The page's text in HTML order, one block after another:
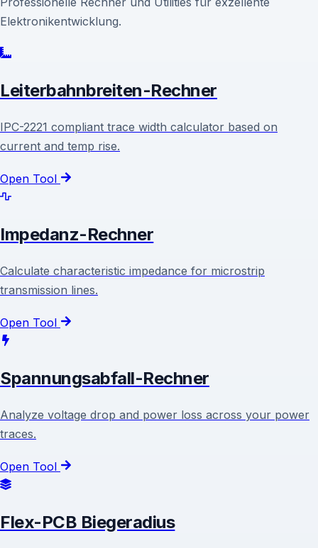
Elektronikentwicklung.
Leiterbahnbreiten-Rechner
IPC-2221 compliant trace width calculator based on
current and temp rise.
Open Tool
Impedanz-Rechner
Calculate characteristic impedance for microstrip
transmission lines.
Open Tool
Spannungsabfall-Rechner
Analyze voltage drop and power loss across your power
traces.
Open Tool
Flex-PCB Biegeradius